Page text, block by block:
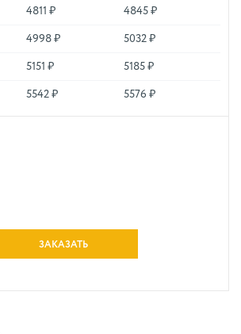
4811 ₽ 4845 ₽
4998 ₽ 5032 ₽
5151 ₽ 5185 ₽
5542 ₽ 5576 ₽
ЗАКАЗАТЬ